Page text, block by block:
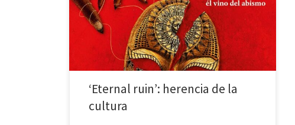
en ellos podemos encontrar una gran diversidad de
temas, moralidades, sociedades… Girma es una
autora etíope que muestra su cultura (lo nativo
impactado por lo […]
‘Eternal ruin’: herencia de la
cultura